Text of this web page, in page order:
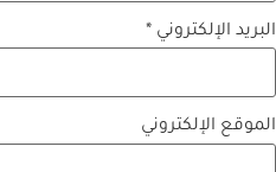
البريد الإلكتروني *
الموقع الإلكتروني